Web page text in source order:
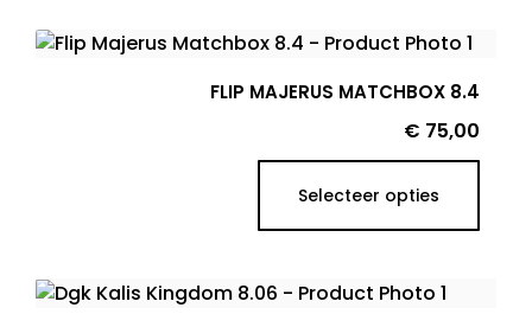
FLIP MAJERUS MATCHBOX 8.4
Prijs
€ 75,00
Selecteer opties